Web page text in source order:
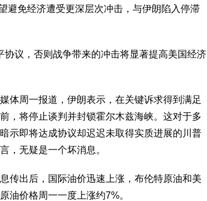
避免经济遭受更深层次冲击，与伊朗陷入停滞
议，否则战争带来的冲击将显著提高美国经济
体周一报道，伊朗表示，在关键诉求得到满足
，将停止谈判并封锁霍尔木兹海峡。这对于多
示即将达成协议却迟迟未取得实质进展的川普
，无疑是一个坏消息。
传出后，国际油价迅速上涨，布伦特原油和美
油价格周一一度上涨约7%。